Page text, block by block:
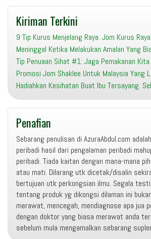
Kiriman Terkini
9 Tip Kurus Menjelang Raya. Jom Kurus Raya!
Meninggal Ketika Melakukan Amalan Yang
Tip Penuaan Sihat #1: Jaga Pemakanan Kita
Promosi Jom Shaklee Untuk Malaysia Yang
Hadiahkan Kesihatan Buat Ibu Tersayang.
Penafian
Sebarang penulisan di AzuraAbdul.com
peribadi hasil dari pengalaman peribadi
peribadi. Tiada kaitan dengan mana-mana
atau mati. Dilarang utk dicetak/disalin
bertujuan utk perkongsian ilmu. Segala
tentang produk yg dikongsi dilaman ini
merawat, mencegah, mendiagnose apa jua
dengan doktor yang biasa merawat anda
sebelum mula mengamalkan sebarang